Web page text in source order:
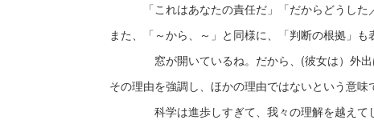
「これはあなたの責任だ」「だからどうした／
また、「～から、～」と同様に、「判断の根拠」も
窓が開いているね。だから、(彼女は）外出は
その理由を強調し、ほかの理由ではないという意味
科学は進歩しすぎて、我々の理解を越えてし